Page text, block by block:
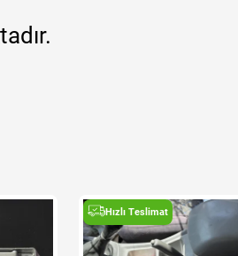
Hızlı Teslimat